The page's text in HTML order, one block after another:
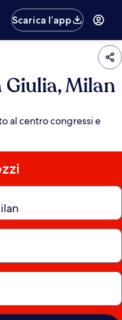
Scarica l’app
Milan
al centro congressi e